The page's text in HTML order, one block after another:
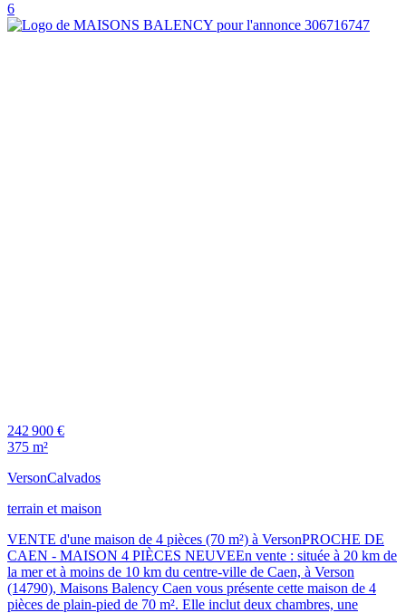
6
242 900 €
375 m²
VersonCalvados
terrain et maison
VENTE d'une maison de 4 pièces (70 m²) à VersonPROCHE DE
CAEN - MAISON 4 PIÈCES NEUVEEn vente : située à 20 km de
la mer et à moins de 10 km du centre-ville de Caen, à Verson
(14790), Maisons Balency Caen vous présente cette maison de 4
pièces de plain-pied de 70 m². Elle inclut deux chambres, une